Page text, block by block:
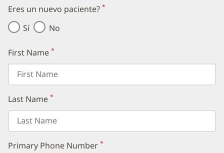
Eres un nuevo paciente?(requerido)
*
Sí No
First Name(requerido)
*
Last Name(requerido)
*
Primary Phone Number(requerido)
*